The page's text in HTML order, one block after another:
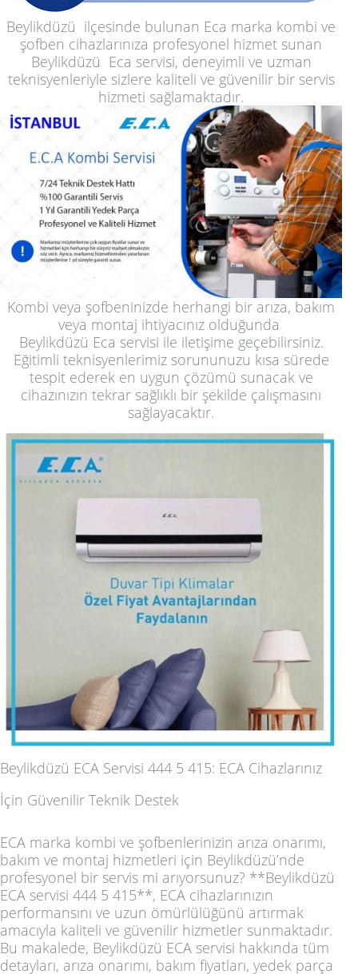
Beylikdüzü ilçesinde bulunan Eca marka kombi ve
şofben cihazlarınıza profesyonel hizmet sunan
Beylikdüzü Eca servisi, deneyimli ve uzman
teknisyenleriyle sizlere kaliteli ve güvenilir bir servis
hizmeti sağlamaktadır.
Kombi veya şofbeninizde herhangi bir arıza, bakım
veya montaj ihtiyacınız olduğunda
Beylikdüzü Eca servisi ile iletişime geçebilirsiniz.
Eğitimli teknisyenlerimiz sorununuzu kısa sürede
tespit ederek en uygun çözümü sunacak ve
cihazınızın tekrar sağlıklı bir şekilde çalışmasını
sağlayacaktır.
Beylikdüzü ECA Servisi 444 5 415: ECA Cihazlarınız
İçin Güvenilir Teknik Destek
ECA marka kombi ve şofbenlerinizin arıza onarımı,
bakım ve montaj hizmetleri için Beylikdüzü’nde
profesyonel bir servis mi arıyorsunuz? **Beylikdüzü
ECA servisi 444 5 415**, ECA cihazlarınızın
performansını ve uzun ömürlülüğünü artırmak
amacıyla kaliteli ve güvenilir hizmetler sunmaktadır.
Bu makalede, Beylikdüzü ECA servisi hakkında tüm
detayları, arıza onarımı, bakım fiyatları, yedek parça